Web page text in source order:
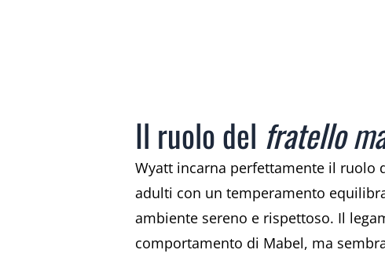
Il ruolo del fratello
Wyatt incarna perfettamente il ruolo
adulti con un temperamento
ambiente sereno e rispettoso. Il
comportamento di Mabel, ma